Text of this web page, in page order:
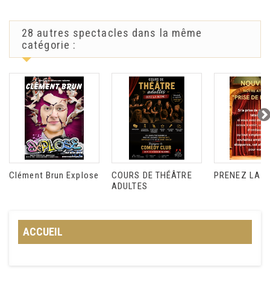
28 autres spectacles dans la même
catégorie :
Clément Brun Explose
COURS DE THÉÂTRE
ADULTES
PRENEZ LA
ACCUEIL